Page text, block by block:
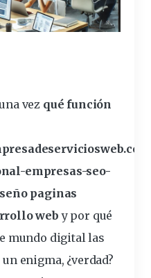
vez qué función
-empresas-seo-
paginas
web y por qué
mundo digitallas
enigma, ¿verdad?